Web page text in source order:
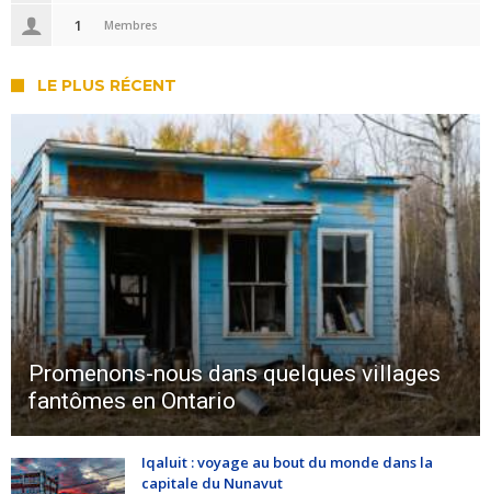
1 Membres
LE PLUS RÉCENT
Promenons-nous dans quelques villages
fantômes en Ontario
Iqaluit : voyage au bout du monde dans la
capitale du Nunavut